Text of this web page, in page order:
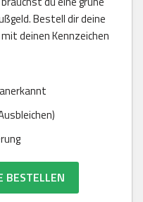
Bestell dir deine
deinen Kennzeichen
BESTELLEN